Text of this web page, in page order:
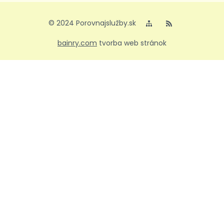
© 2024 Porovnajslužby.sk
bainry.com tvorba web stránok